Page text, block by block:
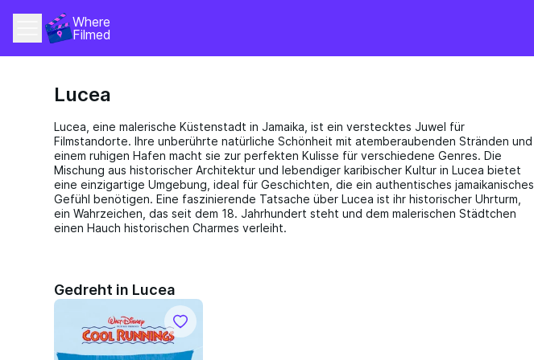
Where
Filmed
Lucea
Lucea, eine malerische Küstenstadt in Jamaika, ist ein verstecktes Juwel für
Filmstandorte. Ihre unberührte natürliche Schönheit mit atemberaubenden Stränden und
einem ruhigen Hafen macht sie zur perfekten Kulisse für verschiedene Genres. Die
Mischung aus historischer Architektur und lebendiger karibischer Kultur in Lucea bietet
eine einzigartige Umgebung, ideal für Geschichten, die ein authentisches jamaikanisches
Gefühl benötigen. Eine faszinierende Tatsache über Lucea ist ihr historischer Uhrturm,
ein Wahrzeichen, das seit dem 18. Jahrhundert steht und dem malerischen Städtchen
einen Hauch historischen Charmes verleiht.
Gedreht in Lucea